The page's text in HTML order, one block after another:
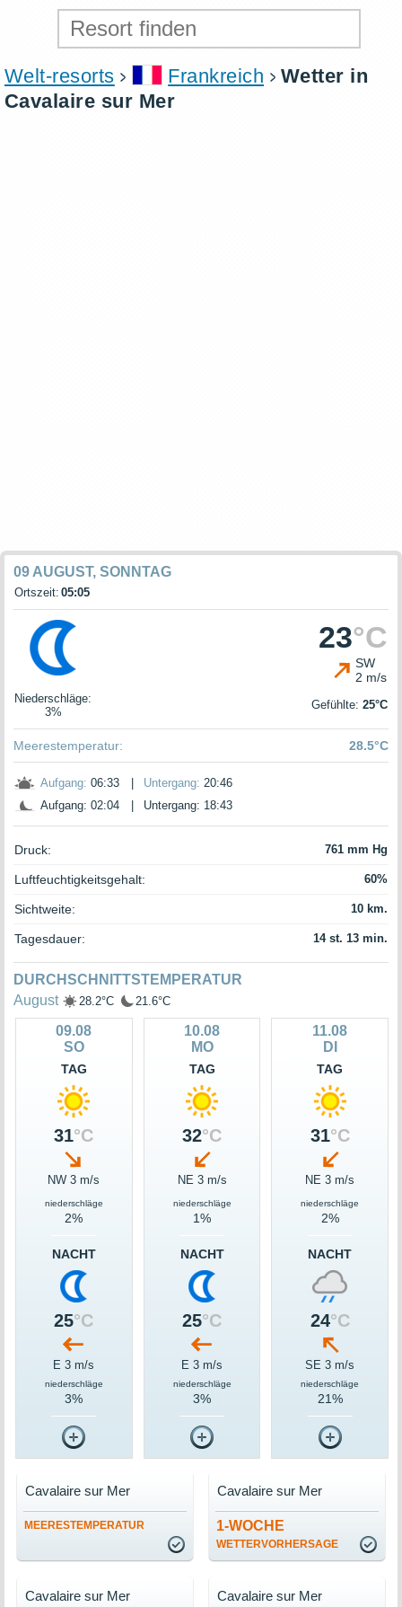
Welt-resorts Frankreich
Wetter in
Cavalaire sur Mer
09 AUGUST, SONNTAG
Ortszeit: 05:05
23°C
SW
2 m/s
Niederschläge:
3%
Gefühlte: 25°C
Meerestemperatur: 28.5°C
Aufgang: 06:33 Untergang: 20:46
Aufgang: 02:04
Untergang: 18:43
Druck: 761 mm Hg
Luftfeuchtigkeitsgehalt: 60%
Sichtweite: 10 km.
Tagesdauer: 14 st. 13 min.
DURCHSCHNITTSTEMPERATUR
August
28.2°C 21.6°C
09.08
SO
TAG
31°C
NW 3 m/s
niederschläge
2%
NACHT
25°C
E 3 m/s
niederschläge
3%
10.08
MO
TAG
32°C
NE 3 m/s
niederschläge
1%
NACHT
25°C
E 3 m/s
niederschläge
3%
11.08
DI
TAG
31°C
NE 3 m/s
niederschläge
2%
NACHT
24°C
SE 3 m/s
niederschläge
21%
MEERESTEMPERATUR
Cavalaire sur Mer
1-WOCHE
WETTERVORHERSAGE
Cavalaire sur Mer
Cavalaire sur Mer Cavalaire sur Mer